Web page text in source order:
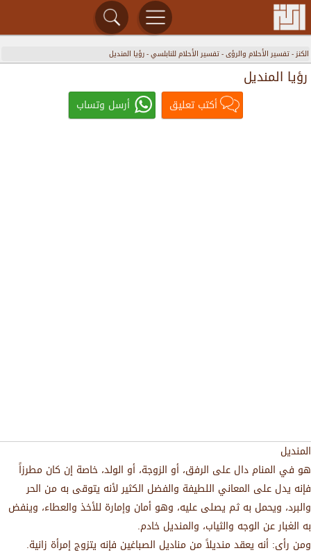
الكنز-تفسير الأحلام والرؤى-تفسير الأحلام للنابلسي-رؤيا المنديل
رؤيا المنديل
أكتب تعليق أرسل وتساب
المنديل
هو في المنام دال على الرفق، أو الزوجة، أو الولد، خاصة إن كان مطرزاً
فإنه يدل على المعاني اللطيفة والفضل الكثير لأنه يتوقى به من الحر
والبرد، ويحمل به ثم يصلى عليه، وهو أمان وإمارة للأخذ والعطاء، وينفض
به الغبار عن الوجه والثياب، والمنديل خادم.
ومن رأى: أنه يعقد منديلاً من مناديل الصباغين فإنه يتزوج إمرأة زانية.